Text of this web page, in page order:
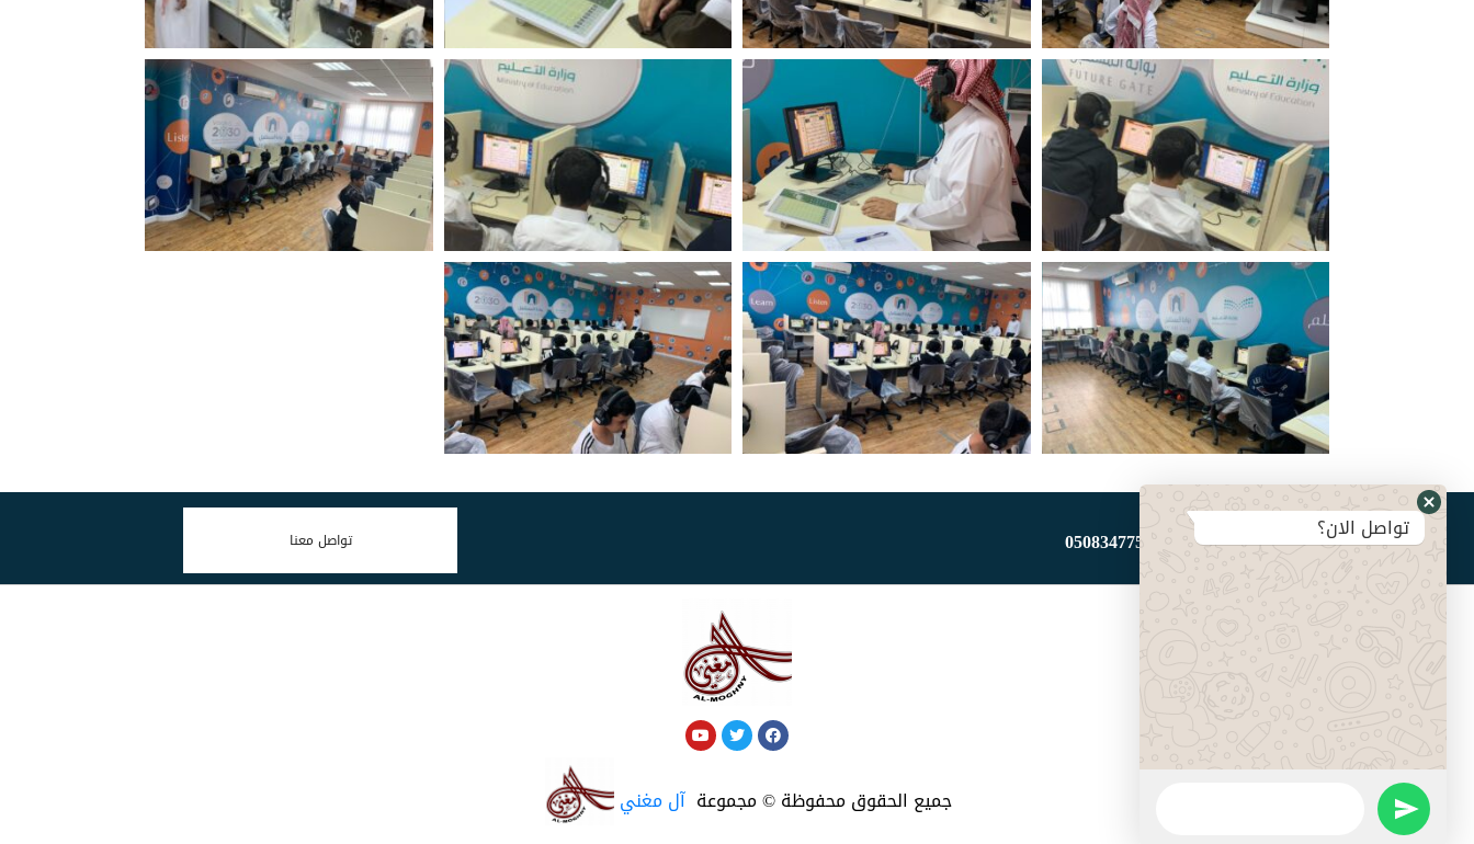
تحتاج لمساعدة؟ اتصل بنا: 0508347758 تواصل معنا
جميع الحقوق محفوظة © مجموعةآل مغني
تواصل الان؟